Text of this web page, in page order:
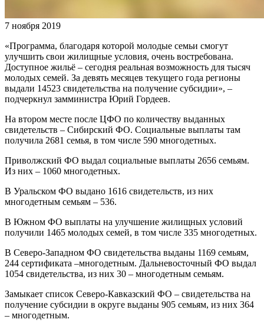
7 ноября 2019
«Программа, благодаря которой молодые семьи смогут
улучшить свои жилищные условия, очень востребована.
Доступное жильё – сегодня реальная возможность для тысяч
молодых семей. За девять месяцев текущего года регионы
выдали 14523 свидетельства на получение субсидии», –
подчеркнул замминистра Юрий Гордеев.
На втором месте после ЦФО по количеству выданных
свидетельств – Сибирский ФО. Социальные выплаты там
получила 2681 семья, в том числе 590 многодетных.
Приволжский ФО выдал социальные выплаты 2656 семьям.
Из них – 1060 многодетных.
В Уральском ФО выдано 1616 свидетельств, из них
многодетным семьям – 536.
В Южном ФО выплаты на улучшение жилищных условий
получили 1465 молодых семей, в том числе 335 многодетных.
В Северо-Западном ФО свидетельства выданы 1169 семьям,
244 сертификата –многодетным. Дальневосточный ФО выдал
1054 свидетельства, из них 30 – многодетным семьям.
Замыкает список Северо-Кавказский ФО – свидетельства на
получение субсидии в округе выданы 905 семьям, из них 364
– многодетным.